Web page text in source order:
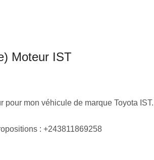
Moteur IST
pour mon véhicule de marque Toyota IST.
: +243811869258